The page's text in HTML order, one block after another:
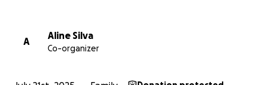
A
Aline Silva
Co-organizer